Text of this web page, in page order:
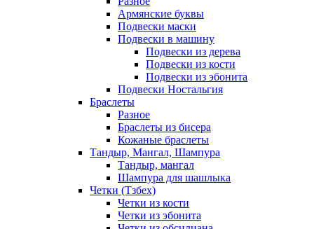
Армянские буквы
Подвески маски
Подвески в машину
Подвески из дерева
Подвески из кости
Подвески из эбонита
Подвески Ностальгия
Браслеты
Разное
Браслеты из бисера
Кожаные браслеты
Тандыр, Мангал, Шампура
Тандыр, мангал
Шампура для шашлыка
Четки (Тзбех)
Четки из кости
Четки из эбонита